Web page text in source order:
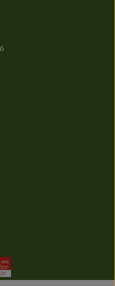
de.facebook.com/
www.instagram.com/
https://www.bioland.de/
Link zu https://apfelroute.nrw
Link zu https://